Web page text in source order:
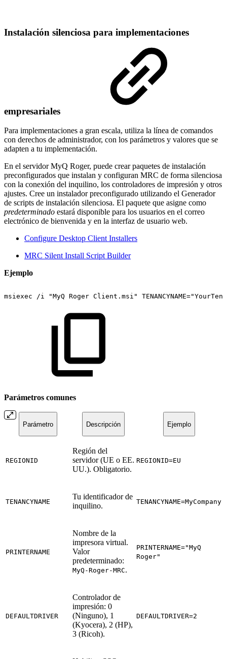
Instalación silenciosa para implementaciones
empresariales
Para implementaciones a gran escala, utiliza la línea de comandos
con derechos de administrador, con los parámetros y valores que se
adapten a tu implementación.
En el servidor MyQ Roger, puede crear paquetes de instalación
preconfigurados que instalan y configuran MRC de forma silenciosa
con la conexión del inquilino, los controladores de impresión y otros
ajustes. Cree un instalador preconfigurado utilizando el Generador
de scripts de instalación silenciosa. El paquete que asigne como
predeterminado estará disponible para los usuarios en el correo
electrónico de bienvenida y en la interfaz de usuario web.
Configure Desktop Client Installers
MRC Silent Install Script Builder
Ejemplo
msiexec /i "MyQ Roger Client.msi"
Parámetros comunes
Parámetro Descripción Ejemplo
REGIONID
Región del
servidor (UE o EE.
UU.). Obligatorio.
REGIONID=EU
TENANCYNAME
Tu identificador de
inquilino.
TENANCYNAME=MyCompany
PRINTERNAME
Nombre de la
impresora virtual.
Valor
predeterminado:
MyQ-Roger-MRC.
PRINTERNAME="MyQ
Roger"
DEFAULTDRIVER
Controlador de
impresión: 0
(Ninguno), 1
(Kyocera), 2 (HP),
3 (Ricoh).
DEFAULTDRIVER=2